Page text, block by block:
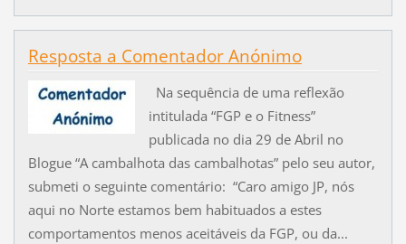
Resposta a Comentador Anónimo
Na sequência de uma reflexão
intitulada “FGP e o Fitness”
publicada no dia 29 de Abril no
Blogue “A cambalhota das cambalhotas” pelo seu autor,
submeti o seguinte comentário: “Caro amigo JP, nós
aqui no Norte estamos bem habituados a estes
comportamentos menos aceitáveis da FGP, ou da...